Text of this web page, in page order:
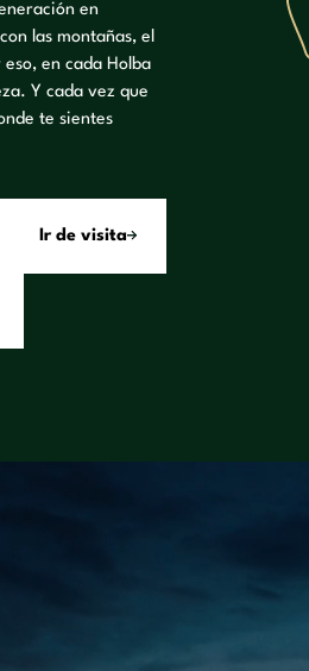
en
las montañas, el
en cada Holba
Y cada vez que
te sientes
Ir de visita